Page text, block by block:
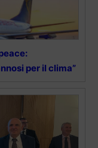
per il clima”